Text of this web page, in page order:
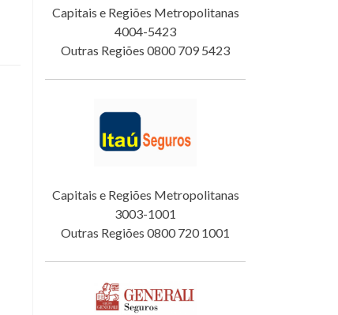
Capitais e Regiões Metropolitanas
4004-5423
Outras Regiões 0800 709 5423
Capitais e Regiões Metropolitanas
3003-1001
Outras Regiões 0800 720 1001